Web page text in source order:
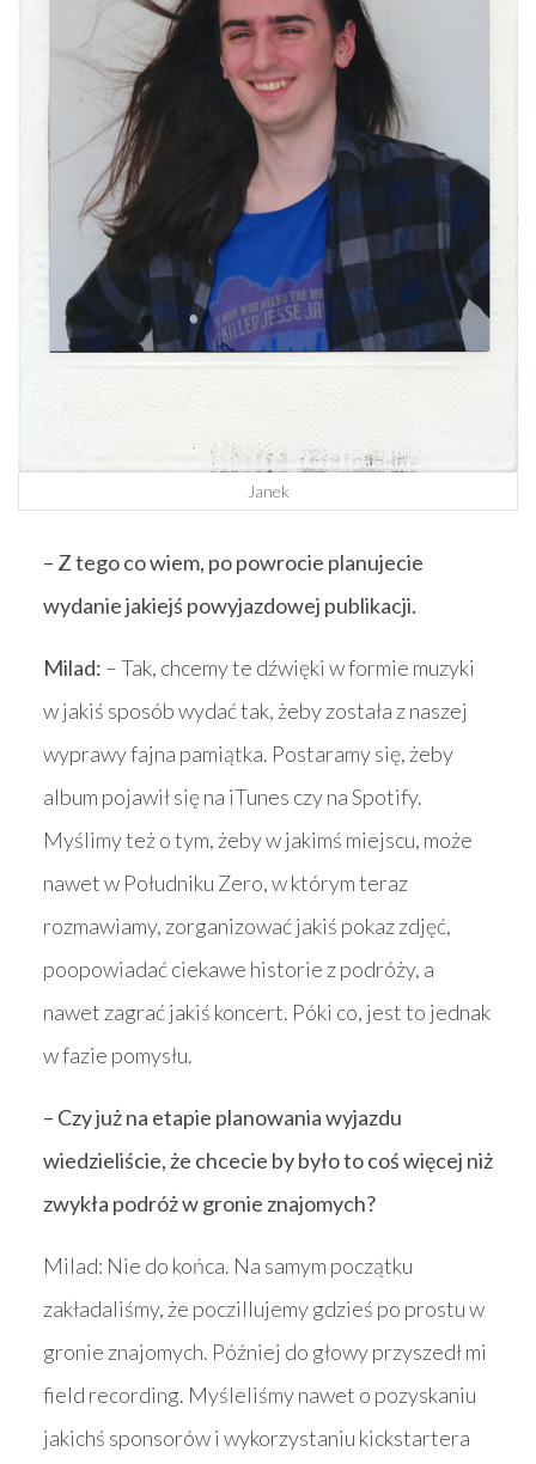
Janek
– Z tego co wiem, po powrocie planujecie
wydanie jakiejś powyjazdowej publikacji.
Milad: – Tak, chcemy te dźwięki w formie muzyki
w jakiś sposób wydać tak, żeby została z naszej
wyprawy fajna pamiątka. Postaramy się, żeby
album pojawił się na iTunes czy na Spotify.
Myślimy też o tym, żeby w jakimś miejscu, może
nawet w Południku Zero, w którym teraz
rozmawiamy, zorganizować jakiś pokaz zdjęć,
poopowiadać ciekawe historie z podróży, a
nawet zagrać jakiś koncert. Póki co, jest to jednak
w fazie pomysłu.
– Czy już na etapie planowania wyjazdu
wiedzieliście, że chcecie by było to coś więcej niż
zwykła podróż w gronie znajomych?
Milad: Nie do końca. Na samym początku
zakładaliśmy, że poczillujemy gdzieś po prostu w
gronie znajomych. Później do głowy przyszedł mi
field recording. Myśleliśmy nawet o pozyskaniu
jakichś sponsorów i wykorzystaniu kickstartera